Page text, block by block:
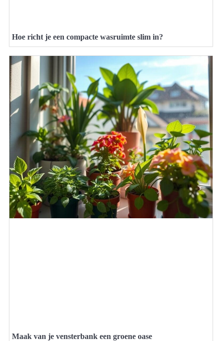
Hoe richt je een compacte wasruimte slim in?
Maak van je vensterbank een groene oase